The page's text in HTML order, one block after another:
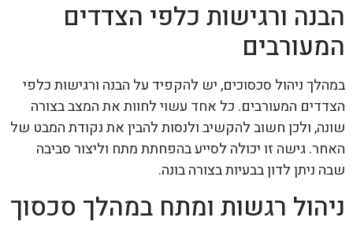
הבנה ורגישות כלפי הצדדים
המעורבים
במהלך ניהול סכסוכים, יש להקפיד על הבנה ורגישות כלפי
הצדדים המעורבים. כל אחד עשוי לחוות את המצב בצורה
שונה, ולכן חשוב להקשיב ולנסות להבין את נקודת המבט של
האחר. גישה זו יכולה לסייע בהפחתת מתח וליצור סביבה
שבה ניתן לדון בבעיות בצורה בונה.
ניהול רגשות ומתח במהלך סכסוך